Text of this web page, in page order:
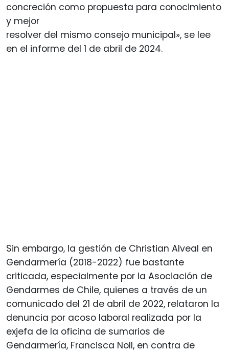
concreción como propuesta para conocimiento
y mejor
resolver del mismo consejo municipal», se lee
en el informe del 1 de abril de 2024.
Sin embargo, la gestión de Christian Alveal en
Gendarmería (2018-2022) fue bastante
criticada, especialmente por la Asociación de
Gendarmes de Chile, quienes a través de un
comunicado del 21 de abril de 2022, relataron la
denuncia por acoso laboral realizada por la
exjefa de la oficina de sumarios de
Gendarmería, Francisca Noll, en contra de